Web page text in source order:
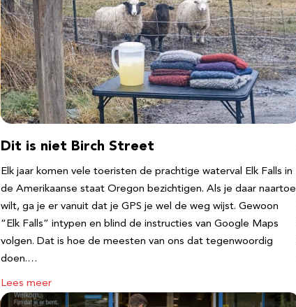
Dit is niet Birch Street
Elk jaar komen vele toeristen de prachtige waterval Elk Falls in
de Amerikaanse staat Oregon bezichtigen. Als je daar naartoe
wilt, ga je er vanuit dat je GPS je wel de weg wijst. Gewoon
“Elk Falls” intypen en blind de instructies van Google Maps
volgen. Dat is hoe de meesten van ons dat tegenwoordig
doen.…
Lees meer